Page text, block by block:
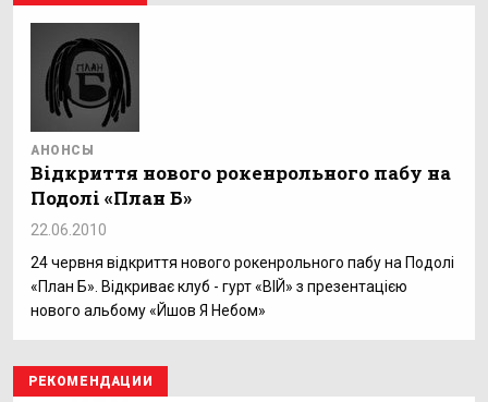
АНОНСЫ
Відкриття нового рокенрольного пабу на
Подолі «План Б»
22.06.2010
24 червня відкриття нового рокенрольного пабу на Подолі
«План Б». Відкриває клуб - гурт «ВІЙ» з презентацією
нового альбому «Йшов Я Небом»
РЕКОМЕНДАЦИИ